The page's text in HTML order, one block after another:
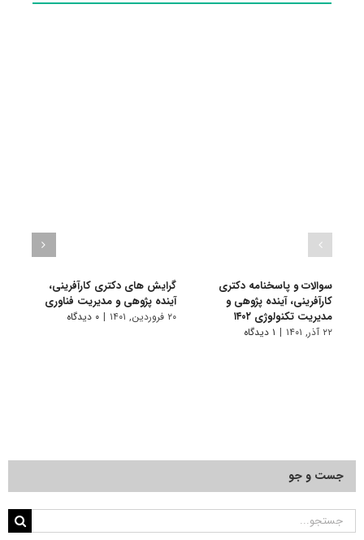
سوالات و پاسخنامه دکتری
کارآفرینی، آینده پژوهی و
مدیریت تکنولوژی ۱۴۰۲
۲۲ آذر, ۱۴۰۱ | ۱ دیدگاه
گرایش های دکتری ﻛﺎرآفرینی،
آینده پژوهی و ﻣﺪﻳﺮﻳﺖ فناوری
۲۰ فروردین, ۱۴۰۱ | ۰ دیدگاه
جست و جو
جستجو